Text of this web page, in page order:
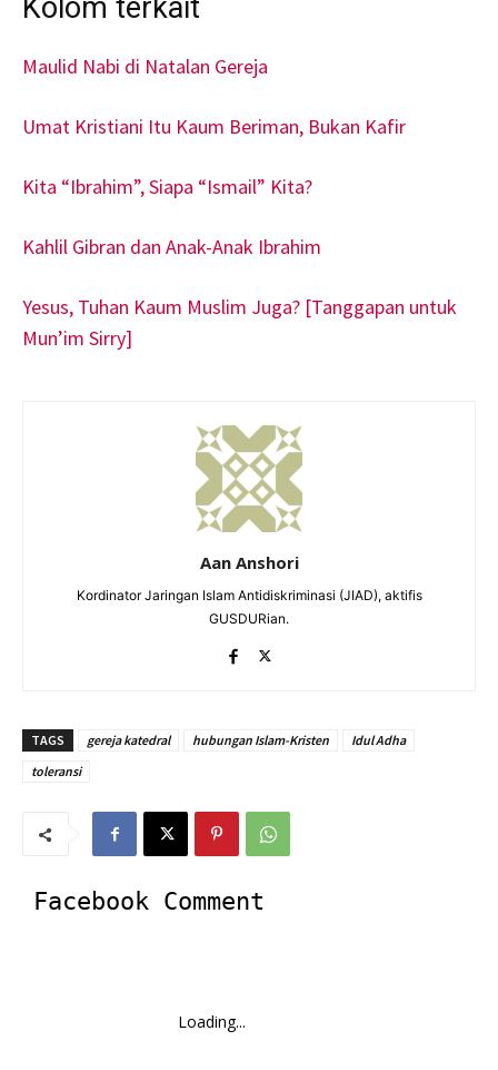
Kolom terkait
Maulid Nabi di Natalan Gereja
Umat Kristiani Itu Kaum Beriman, Bukan Kafir
Kita “Ibrahim”, Siapa “Ismail” Kita?
Kahlil Gibran dan Anak-Anak Ibrahim
Yesus, Tuhan Kaum Muslim Juga? [Tanggapan untuk
Mun’im Sirry]
Aan Anshori
Kordinator Jaringan Islam Antidiskriminasi (JIAD), aktifis
GUSDURian.
TAGS gereja katedral hubungan Islam-Kristen
Idul Adha
toleransi
Facebook Comment
Loading...